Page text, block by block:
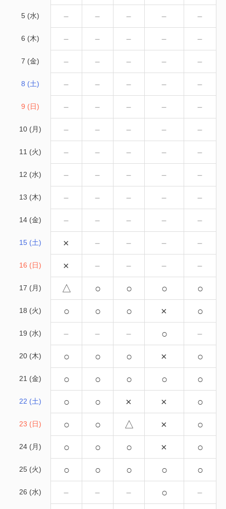
5 (水) － － － － －
6 (木) － － － － －
7 (金) － － － － －
8 (土) － － － － －
9 (日) － － － － －
10 (月) － － － － －
11 (火) － － － － －
12 (水) － － － － －
13 (木) － － － － －
14 (金) － － － － －
15 (土) × － － － －
16 (日) × － － － －
17 (月) △ ○ ○ ○ ○
18 (火) ○ ○ ○ × ○
19 (水) － － － ○ －
20 (木) ○ ○ ○ × ○
21 (金) ○ ○ ○ ○ ○
22 (土) ○ ○ × × ○
23 (日) ○ ○ △ × ○
24 (月) ○ ○ ○ × ○
25 (火) ○ ○ ○ ○ ○
26 (水) － － － ○ －